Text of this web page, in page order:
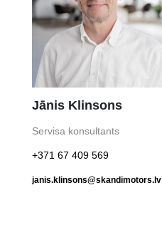
Jānis Klinsons
Servisa konsultants
+371 67 409 569
janis.klinsons@skandimotors.lv